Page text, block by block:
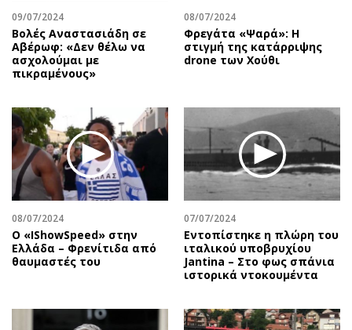
09/07/2024
Βολές Αναστασιάδη σε
Αβέρωφ: «Δεν θέλω να
ασχολούμαι με
πικραμένους»
08/07/2024
Φρεγάτα «Ψαρά»: Η
στιγμή της κατάρριψης
drone των Χούθι
08/07/2024
Ο «IShowSpeed» στην
Ελλάδα – Φρενίτιδα από
θαυμαστές του
07/07/2024
Εντοπίστηκε η πλώρη του
ιταλικού υποβρυχίου
Jantina – Στο φως σπάνια
ιστορικά ντοκουμέντα